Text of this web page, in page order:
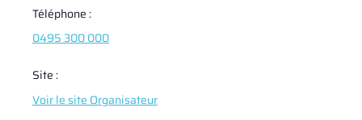
Téléphone :
0495 300 000
Site :
Voir le site Organisateur